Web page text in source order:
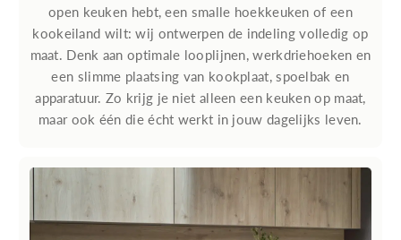
open keuken hebt, een smalle hoekkeuken of een
kookeiland wilt: wij ontwerpen de indeling volledig op
maat. Denk aan optimale looplijnen, werkdriehoeken en
een slimme plaatsing van kookplaat, spoelbak en
apparatuur. Zo krijg je niet alleen een keuken op maat,
maar ook één die écht werkt in jouw dagelijks leven.